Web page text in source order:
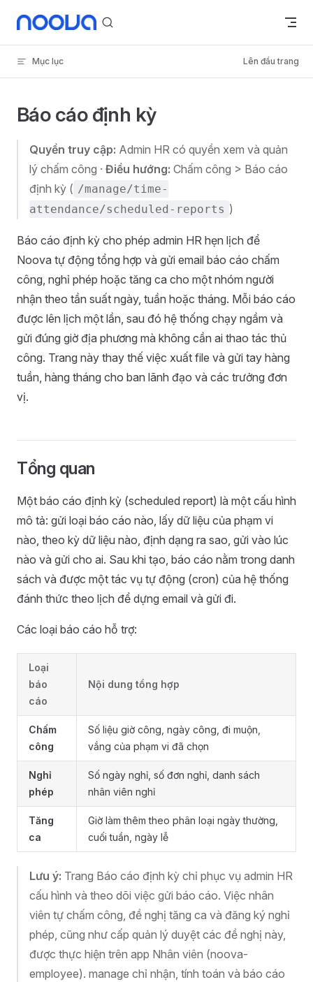
Skip to content
Mục lục Lên đầu trang
Báo cáo định kỳ
Quyền truy cập: Admin HR có quyền xem và quản
lý chấm công · Điều hướng: Chấm công > Báo cáo
định kỳ ( /manage/time-
attendance/scheduled-reports )
Báo cáo định kỳ cho phép admin HR hẹn lịch để
Noova tự động tổng hợp và gửi email báo cáo chấm
công, nghỉ phép hoặc tăng ca cho một nhóm người
nhận theo tần suất ngày, tuần hoặc tháng. Mỗi báo cáo
được lên lịch một lần, sau đó hệ thống chạy ngầm và
gửi đúng giờ địa phương mà không cần ai thao tác thủ
công. Trang này thay thế việc xuất file và gửi tay hàng
tuần, hàng tháng cho ban lãnh đạo và các trưởng đơn
vị.
Tổng quan
Một báo cáo định kỳ (scheduled report) là một cấu hình
mô tả: gửi loại báo cáo nào, lấy dữ liệu của phạm vi
nào, theo kỳ dữ liệu nào, định dạng ra sao, gửi vào lúc
nào và gửi cho ai. Sau khi tạo, báo cáo nằm trong danh
sách và được một tác vụ tự động (cron) của hệ thống
đánh thức theo lịch để dựng email và gửi đi.
Các loại báo cáo hỗ trợ:
Loại
báo
cáo
Nội dung tổng hợp
Chấm
công
Số liệu giờ công, ngày công, đi muộn,
vắng của phạm vi đã chọn
Nghỉ
phép
Số ngày nghỉ, số đơn nghỉ, danh sách
nhân viên nghỉ
Tăng
ca
Giờ làm thêm theo phân loại ngày thường,
cuối tuần, ngày lễ
Lưu ý: Trang Báo cáo định kỳ chỉ phục vụ admin HR
cấu hình và theo dõi việc gửi báo cáo. Việc nhân
viên tự chấm công, đề nghị tăng ca và đăng ký nghỉ
phép, cũng như cấp quản lý duyệt các đề nghị này,
được thực hiện trên app Nhân viên (noova-
employee). manage chỉ nhận, tính toán và báo cáo